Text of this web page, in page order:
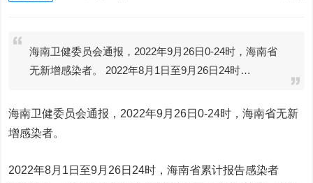
海南卫健委员会通报，2022年9月26日0-24时，海南省
无新增感染者。 2022年8月1日至9月26日24时…
海南卫健委员会通报，2022年9月26日0-24时，海南省无新
增感染者。
2022年8月1日至9月26日24时，海南省累计报告感染者